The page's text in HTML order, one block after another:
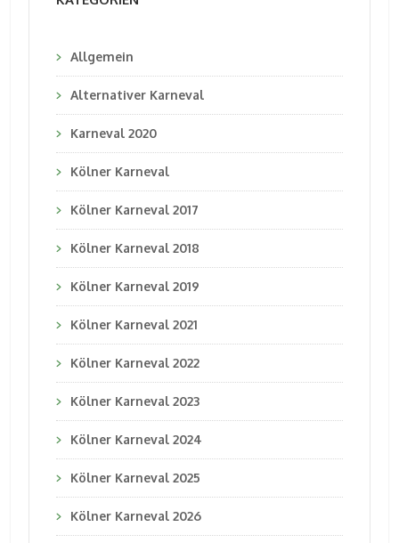
Allgemein
Alternativer Karneval
Karneval 2020
Kölner Karneval
Kölner Karneval 2017
Kölner Karneval 2018
Kölner Karneval 2019
Kölner Karneval 2021
Kölner Karneval 2022
Kölner Karneval 2023
Kölner Karneval 2024
Kölner Karneval 2025
Kölner Karneval 2026